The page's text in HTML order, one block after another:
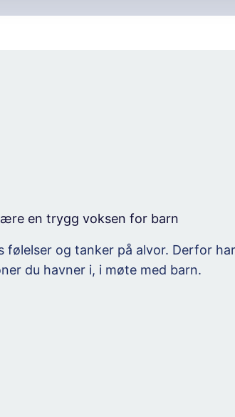
en trygg voksen for barn
følelser og tanker på alvor. Derfor
du havner i, i møte med barn.